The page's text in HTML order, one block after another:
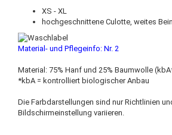
XS - XL
hochgeschnittene Culotte, weites
Material- und Pflegeinfo: Nr. 2
Material: 75% Hanf und 25% Baumwolle
*kbA = kontrolliert biologischer Anbau
Die Farbdarstellungen sind nur Richtlinien
Bildschirmeinstellung variieren.